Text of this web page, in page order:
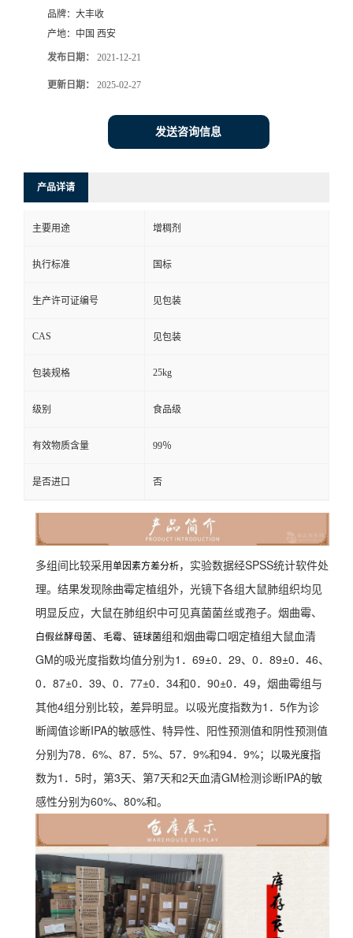
品牌： 大丰收
产地： 中国 西安
发布日期： 2021-12-21
更新日期： 2025-02-27
发送咨询信息
产品详请
主要用途 增稠剂
执行标准 国标
生产许可证编号 见包装
CAS 见包装
包装规格 25kg
级别 食品级
有效物质含量 99％
是否进口 否
多组间比较采用单因素方差分析，实验数据经SPSS统计软件处
理。结果发现除曲霉定植组外，光镜下各组大鼠肺组织均见
明显反应，大鼠在肺组织中可见真菌菌丝或孢子。烟曲霉、
白假丝酵母菌、 毛霉、 链球菌组和烟曲霉口咽定植组大鼠血清
GM的吸光度指数均值分别为1．69±0．29、0．89±0．46、
0．87±0．39、0．77±0．34和0．90±0．49，烟曲霉组与
其他4组分别比较，差异明显。以吸光度指数为1．5作为诊
断阈值诊断IPA的敏感性、特异性、阳性预测值和阴性预测值
分别为78．6%、87．5%、57．9%和94．9%；以 吸光度指
数为1．5时，第3天、第7天和2天血清GM检测诊断IPA的敏
感性分别为60%、80%和。